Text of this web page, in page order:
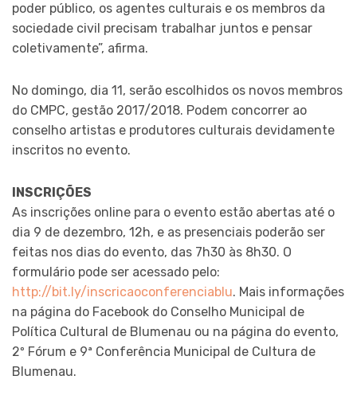
poder público, os agentes culturais e os membros da
sociedade civil precisam trabalhar juntos e pensar
coletivamente”, afirma.
No domingo, dia 11, serão escolhidos os novos membros
do CMPC, gestão 2017/2018. Podem concorrer ao
conselho artistas e produtores culturais devidamente
inscritos no evento.
INSCRIÇÕES
As inscrições online para o evento estão abertas até o
dia 9 de dezembro, 12h, e as presenciais poderão ser
feitas nos dias do evento, das 7h30 às 8h30. O
formulário pode ser acessado pelo:
http://bit.ly/inscricaoconferenciablu. Mais informações
na página do Facebook do Conselho Municipal de
Política Cultural de Blumenau ou na página do evento,
2º Fórum e 9ª Conferência Municipal de Cultura de
Blumenau.